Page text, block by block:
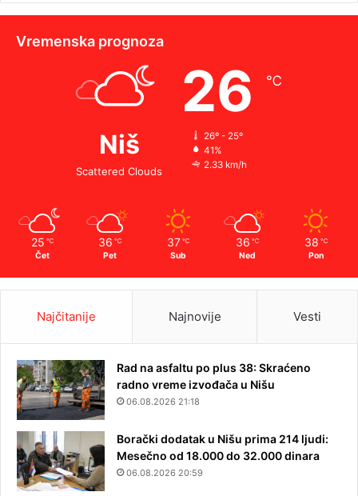
Vremenska prognoza
Niš
Scattered Clouds
26 ℃
26º - 25º
41%
2.33 km/h
25 ℃
Čet
36 ℃
Pet
37 ℃
Sub
36 ℃
Ned
38 ℃
Pon
Najčitanije Najnovije Vesti
Rad na asfaltu po plus 38: Skraćeno
radno vreme izvođača u Nišu
06.08.2026 21:18
Borački dodatak u Nišu prima 214 ljudi:
Mesečno od 18.000 do 32.000 dinara
06.08.2026 20:59